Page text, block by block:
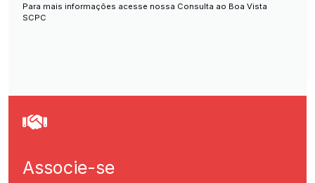
Para mais informações acesse nossa Consulta ao Boa Vista
SCPC
Associe-se